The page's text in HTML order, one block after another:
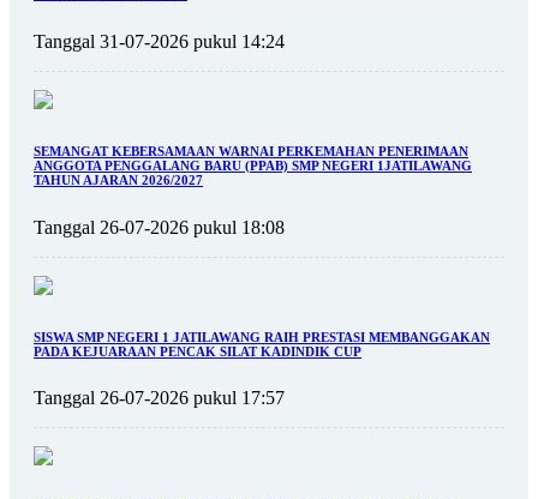
Tanggal 31-07-2026 pukul 14:24
SEMANGAT KEBERSAMAAN WARNAI PERKEMAHAN PENERIMAAN
ANGGOTA PENGGALANG BARU (PPAB) SMP NEGERI 1JATILAWANG
TAHUN AJARAN 2026/2027
Tanggal 26-07-2026 pukul 18:08
SISWA SMP NEGERI 1 JATILAWANG RAIH PRESTASI MEMBANGGAKAN
PADA KEJUARAAN PENCAK SILAT KADINDIK CUP
Tanggal 26-07-2026 pukul 17:57